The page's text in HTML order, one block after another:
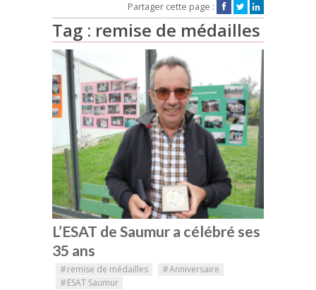
Partager cette page :
Tag : remise de médailles
L’ESAT de Saumur a célébré ses
35 ans
#remise de médailles #Anniversaire
#ESAT Saumur